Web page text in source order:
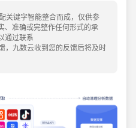
关键字智能整合而成，仅供参
、准确或完整作任何形式的承
通过联系
，九数云收到您的反馈后将及时